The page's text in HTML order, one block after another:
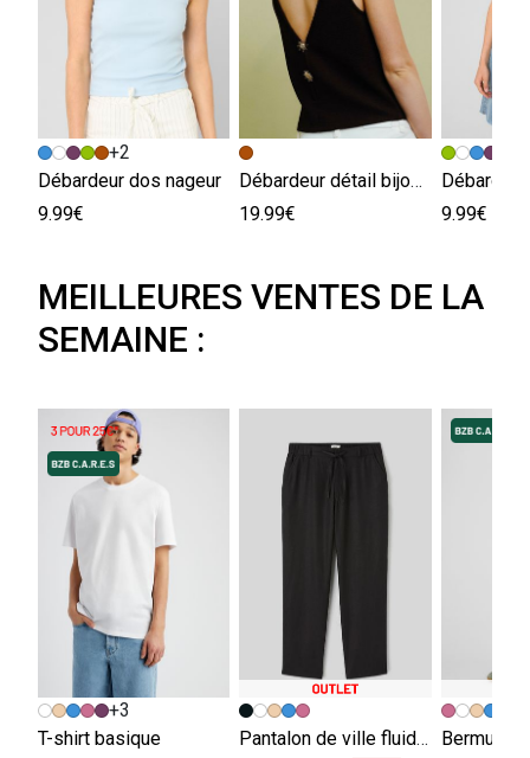
+2
Débardeur dos nageur
9.99€
Débardeur détail bijou 2-en-1
19.99€
9.99€
MEILLEURES VENTES DE LA
SEMAINE :
+3
T-shirt basique
Pantalon de ville fluide viscose lin
Bermuda